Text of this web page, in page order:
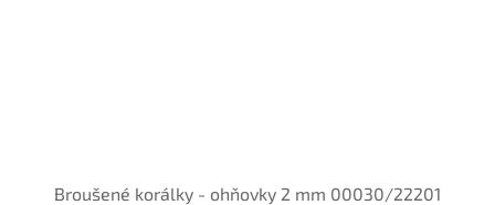
Broušené korálky - ohňovky 2 mm 00030/22201